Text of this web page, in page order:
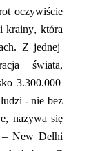
oczywiście
krainy, która
Z jednej
świata,
3.300.000
- nie bez
, nazywa się
– New Delhi